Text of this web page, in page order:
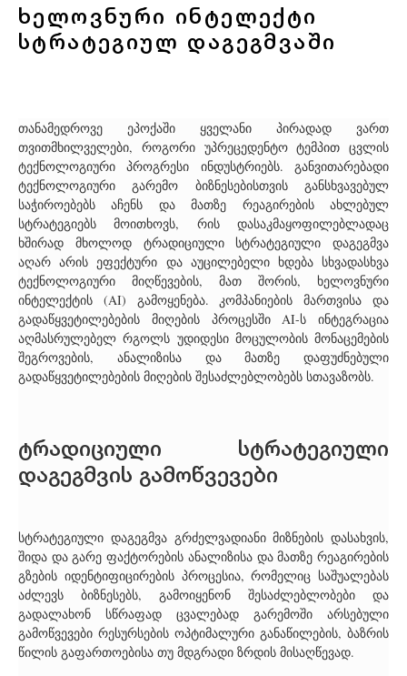
ხელოვნური ინტელექტი
სტრატეგიულ დაგეგმვაში
თანამედროვე ეპოქაში ყველანი პირადად ვართ
თვითმხილველები, როგორი უპრეცედენტო ტემპით ცვლის
ტექნოლოგიური პროგრესი ინდუსტრიებს. განვითარებადი
ტექნოლოგიური გარემო ბიზნესებისთვის განსხვავებულ
საჭიროებებს აჩენს და მათზე რეაგირების ახლებულ
სტრატეგიებს მოითხოვს, რის დასაკმაყოფილებლადაც
ხშირად მხოლოდ ტრადიციული სტრატეგიული დაგეგმვა
აღარ არის ეფექტური და აუცილებელი ხდება სხვადასხვა
ტექნოლოგიური მიღწევების, მათ შორის, ხელოვნური
ინტელექტის (AI) გამოყენება. კომპანიების მართვისა და
გადაწყვეტილებების მიღების პროცესში AI-ს ინტეგრაცია
აღმასრულებელ რგოლს უდიდესი მოცულობის მონაცემების
შეგროვების, ანალიზისა და მათზე დაფუძნებული
გადაწყვეტილებების მიღების შესაძლებლობებს სთავაზობს.
ტრადიციული სტრატეგიული
დაგეგმვის გამოწვევები
სტრატეგიული დაგეგმვა გრძელვადიანი მიზნების დასახვის,
შიდა და გარე ფაქტორების ანალიზისა და მათზე რეაგირების
გზების იდენტიფიცირების პროცესია, რომელიც საშუალებას
აძლევს ბიზნესებს, გამოიყენონ შესაძლებლობები და
გადალახონ სწრაფად ცვალებად გარემოში არსებული
გამოწვევები რესურსების ოპტიმალური განაწილების, ბაზრის
წილის გაფართოებისა თუ მდგრადი ზრდის მისაღწევად.